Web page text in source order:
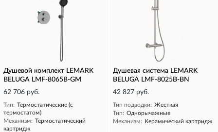
Душевой комплект LEMARK
BELUGA LMF-8065B-GM
62 706 руб.
Тип: Термостатические (с
термостатом)
Механизм: Термостатический
картридж
Душевая система LEMARK
BELUGA LMF-8025B-BN
42 827 руб.
Тип подводки: Жесткая
Тип: Однорычажные
Механизм: Керамический картридж